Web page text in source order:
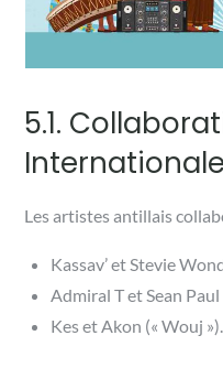
5.1.
Les artistes antillais
Kassav’ et Stevie
Admiral T et Sean
Kes et Akon (« Wouj »).